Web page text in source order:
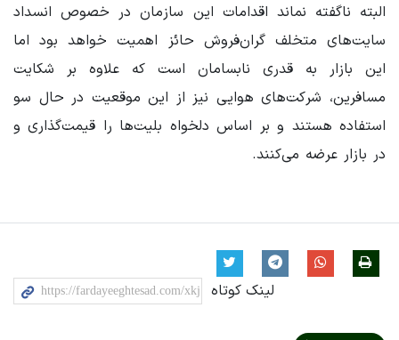
البته ناگفته نماند اقدامات این سازمان در خصوص انسداد
سایت‌های متخلف گران‌فروش حائز اهمیت خواهد بود اما
این بازار به قدری نابسامان است که علاوه بر شکایت
مسافرین، شرکت‌های هوایی نیز از این موقعیت در حال سو
استفاده هستند و بر اساس دلخواه بلیت‌ها را قیمت‌گذاری و
در بازار عرضه می‌کنند.
لینک کوتاه